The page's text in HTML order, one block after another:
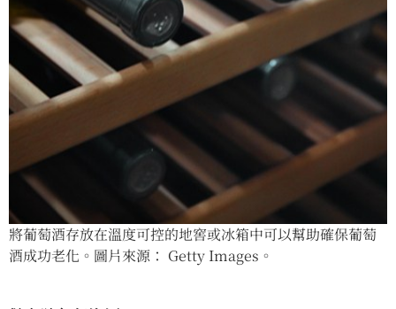
將葡萄酒存放在溫度可控的地窖或冰箱中可以幫助確保葡萄
酒成功老化。圖片來源： Getty Images。